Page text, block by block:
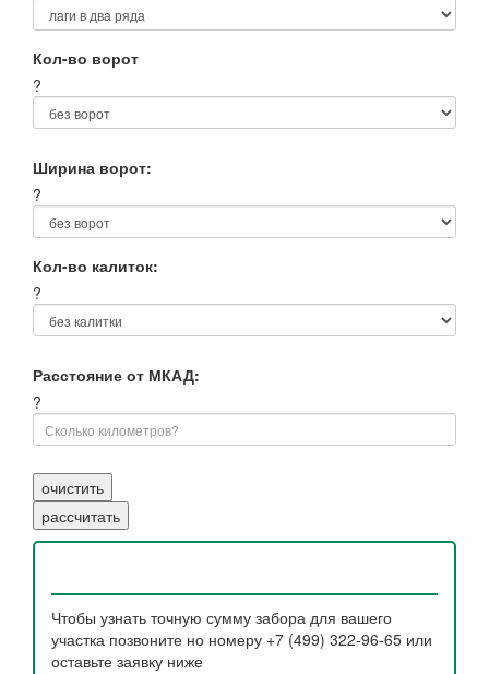
Кол-во ворот
?
Ширина ворот:
?
Кол-во калиток:
?
Расстояние от МКАД:
?
Чтобы узнать точную сумму забора для вашего
участка позвоните но номеру +7 (499) 322-96-65 или
оставьте заявку ниже